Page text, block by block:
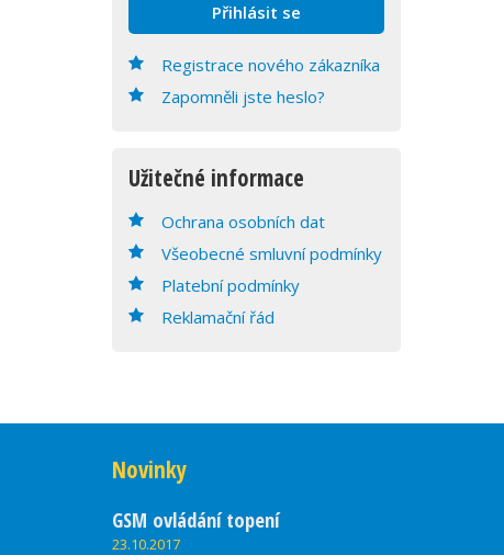
Registrace nového zákazníka
Zapomněli jste heslo?
Užitečné informace
Ochrana osobních dat
Všeobecné smluvní podmínky
Platební podmínky
Reklamační řád
Novinky
GSM ovládání topení
23.10.2017